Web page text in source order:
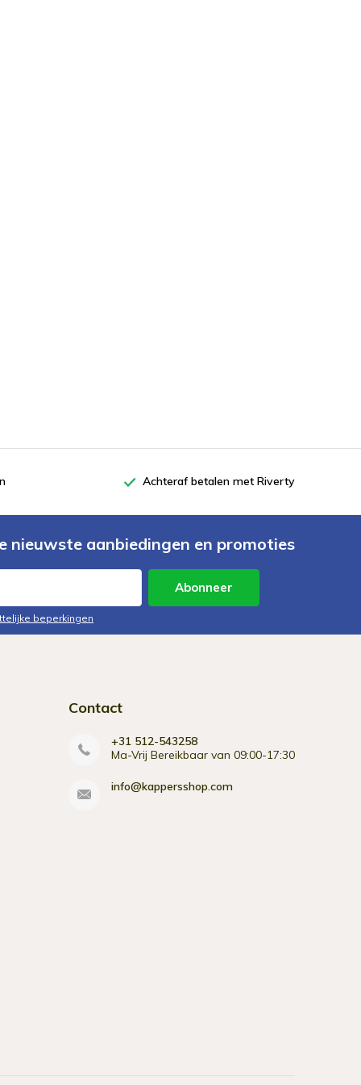
Achteraf betalen met Riverty
nieuwste aanbiedingen en promoties
Abonneer
beperkingen
Contact
+31 512-543258
Ma-Vrij Bereikbaar van 09:00-17:30
info@kappersshop.com